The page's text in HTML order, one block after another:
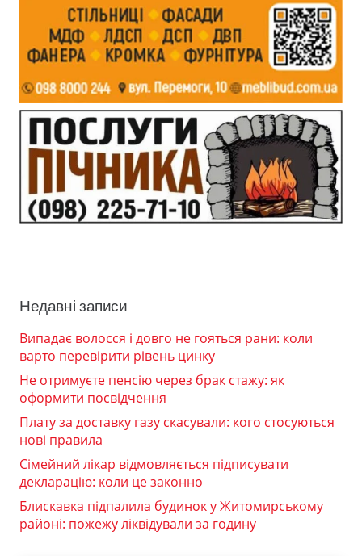
Недавні записи
Випадає волосся і довго не гояться рани: коли
варто перевірити рівень цинку
Не отримуєте пенсію через брак стажу: як
оформити посвідчення
Плату за доставку газу скасували: кого стосуються
нові правила
Сімейний лікар відмовляється підписувати
декларацію: коли це законно
Блискавка підпалила будинок у Житомирському
районі: пожежу ліквідували за годину